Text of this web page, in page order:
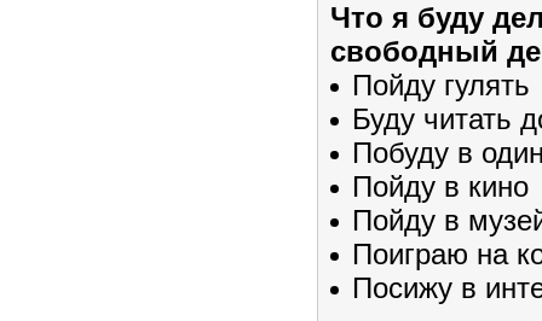
Что я буду
свободный
Пойду гулять
Буду читать
Побуду в
Пойду в кино
Пойду в
Поиграю на
Посижу в